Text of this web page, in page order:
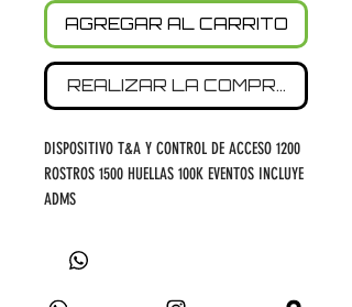
AGREGAR AL CARRITO
REALIZAR LA COMPRA
DISPOSITIVO T&A Y CONTROL DE ACCESO 1200
ROSTROS 1500 HUELLAS 100K EVENTOS INCLUYE
ADMS